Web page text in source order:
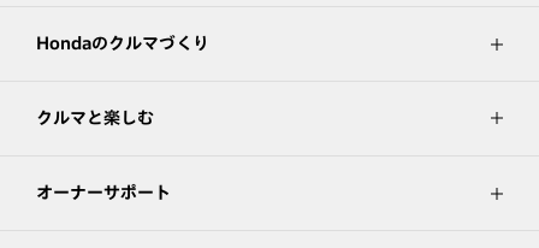
Hondaのクルマづくり
クルマと楽しむ
オーナーサポート